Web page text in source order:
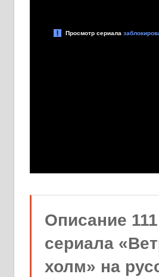
Описание
сериала
холм» на